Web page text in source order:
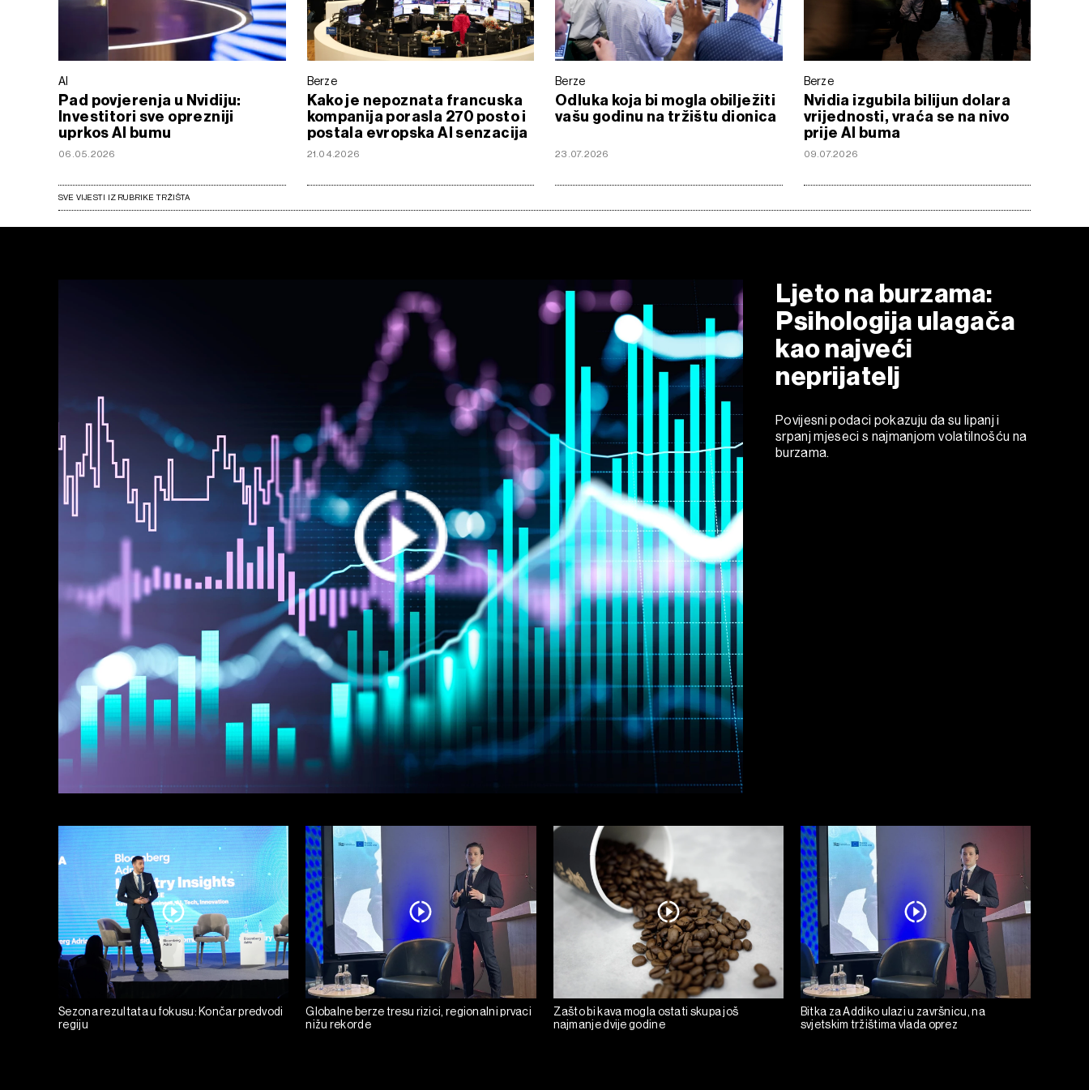
AI
Pad povjerenja u Nvidiju:
Investitori sve oprezniji
uprkos AI bumu
06.05.2026
Berze
Kako je nepoznata francuska
kompanija porasla 270 posto i
postala evropska AI senzacija
21.04.2026
Berze
Odluka koja bi mogla obilježiti
vašu godinu na tržištu dionica
23.07.2026
Berze
Nvidia izgubila bilijun dolara
vrijednosti, vraća se na nivo
prije AI buma
09.07.2026
SVE VIJESTI IZ RUBRIKE TRŽIŠTA
Ljeto na burzama:
Psihologija ulagača
kao najveći
neprijatelj
Povijesni podaci pokazuju da su lipanj i
srpanj mjeseci s najmanjom volatilnošću na
burzama.
Sezona rezultata u fokusu: Končar predvodi
regiju
Globalne berze tresu rizici, regionalni prvaci
nižu rekorde
Zašto bi kava mogla ostati skupa još
najmanje dvije godine
Bitka za Addiko ulazi u završnicu, na
svjetskim tržištima vlada oprez